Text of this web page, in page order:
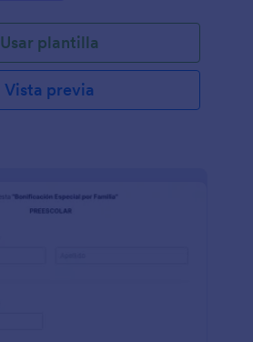
Usar plantilla
Vista previa